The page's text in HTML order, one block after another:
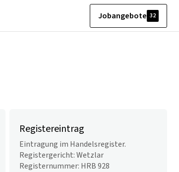
Jobangebote 32
Registereintrag
Eintragung im Handelsregister.
Registergericht: Wetzlar
Registernummer: HRB 928